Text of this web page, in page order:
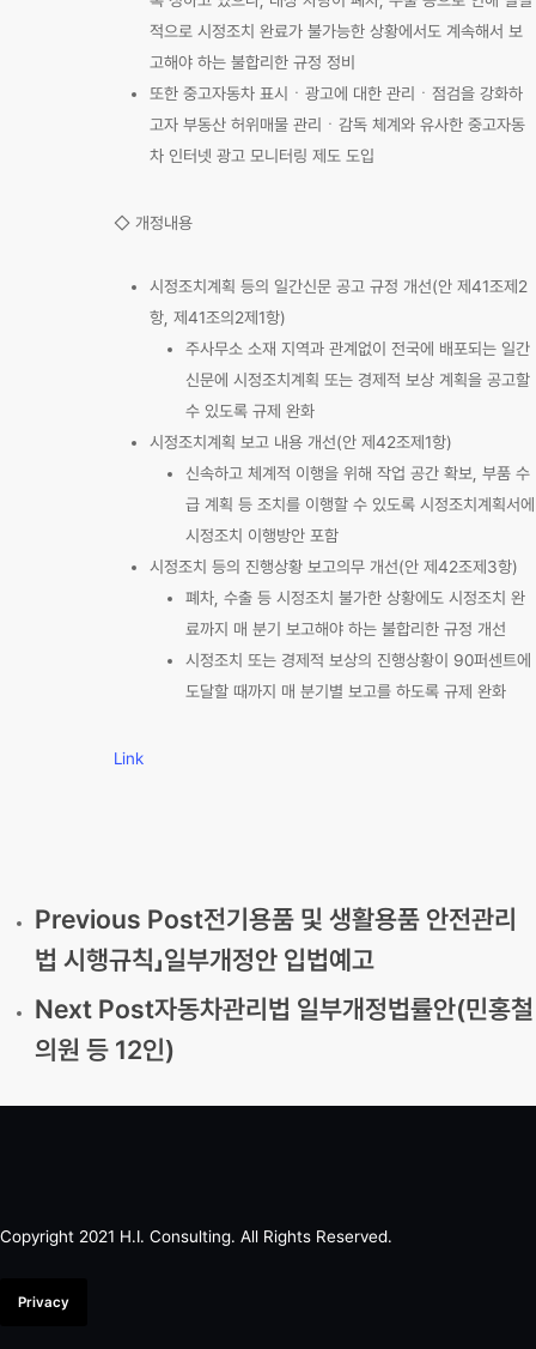
적으로 시정조치 완료가 불가능한 상황에서도 계속해서 보
고해야 하는 불합리한 규정 정비
또한 중고자동차 표시ㆍ광고에 대한 관리ㆍ점검을 강화하
고자 부동산 허위매물 관리ㆍ감독 체계와 유사한 중고자동
차 인터넷 광고 모니터링 제도 도입
◇ 개정내용
시정조치계획 등의 일간신문 공고 규정 개선(안 제41조제2
항, 제41조의2제1항)
주사무소 소재 지역과 관계없이 전국에 배포되는 일간
신문에 시정조치계획 또는 경제적 보상 계획을 공고할
수 있도록 규제 완화
시정조치계획 보고 내용 개선(안 제42조제1항)
신속하고 체계적 이행을 위해 작업 공간 확보, 부품 수
급 계획 등 조치를 이행할 수 있도록 시정조치계획서에
시정조치 이행방안 포함
시정조치 등의 진행상황 보고의무 개선(안 제42조제3항)
폐차, 수출 등 시정조치 불가한 상황에도 시정조치 완
료까지 매 분기 보고해야 하는 불합리한 규정 개선
시정조치 또는 경제적 보상의 진행상황이 90퍼센트에
도달할 때까지 매 분기별 보고를 하도록 규제 완화
Link
Previous Post전기용품 및 생활용품 안전관리
법 시행규칙」일부개정안 입법예고
Next Post자동차관리법 일부개정법률안(민홍철
의원 등 12인)
Copyright 2021 H.I. Consulting. All Rights Reserved.​
Privacy